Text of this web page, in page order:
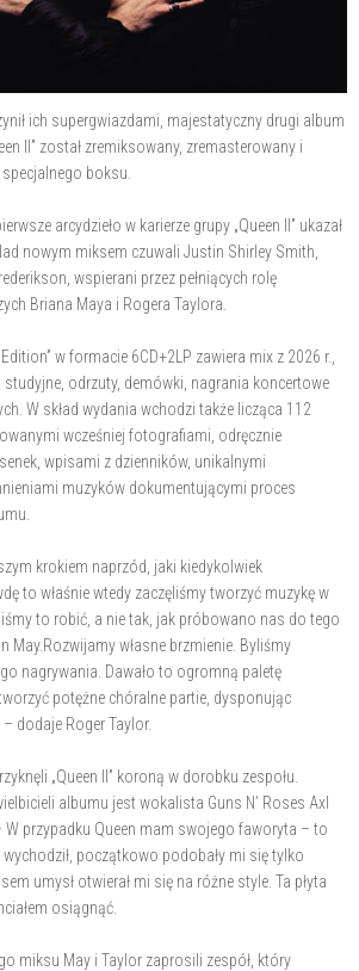
ich supergwiazdami, majestatyczny drugi album
II” został zremiksowany, zremasterowany i
boksu.
arcydzieło w karierze grupy „Queen II” ukazał
nowym miksem czuwali Justin Shirley Smith,
wspierani przez pełniących rolę
Briana Maya i Rogera Taylora.
w formacie 6CD+2LP zawiera mix z 2026 r.,
odrzuty, demówki, nagrania koncertowe
W skład wydania wchodzi także licząca 112
wcześniej fotografiami, odręcznie
wpisami z dzienników, unikalnymi
muzyków dokumentującymi proces
krokiem naprzód, jaki kiedykolwiek
to właśnie wtedy zaczęliśmy tworzyć muzykę w
to robić, a nie tak, jak próbowano nas do tego
May.Rozwijamy własne brzmienie. Byliśmy
nagrywania. Dawało to ogromną paletę
potężne chóralne partie, dysponując
dodaje Roger Taylor.
„Queen II” koroną w dorobku zespołu.
albumu jest wokalista Guns N’ Roses Axl
W przypadku Queen mam swojego faworyta – to
wychodził, początkowo podobały mi się tylko
umysł otwierał mi się na różne style. Ta płyta
osiągnąć.
miksu May i Taylor zaprosili zespół, który